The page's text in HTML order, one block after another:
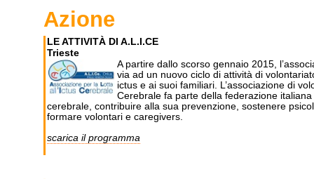
Azione
LE ATTIVITÀ DI A.L.I.CE
Trieste
A partire dallo scorso gennaio 2015,
via ad un nuovo ciclo di attività di
ictus e ai suoi familiari. L’associazione di
Cerebrale fa parte della federazione
cerebrale, contribuire alla sua prevenzione, sostenere
formare volontari e caregivers.
scarica il programma